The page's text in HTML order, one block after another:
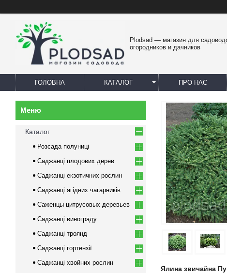
Plodsad — магазин для
огородников и дачников
ГОЛОВНА КАТАЛОГ ПРО НАС
Ялина звичайна
Каталог
Розсада полуниці
Саджанці плодових дерев
Саджанці екзотичних рослин
Саджанці ягідних чагарників
Саженцы цитрусовых деревьев
Саджанці винограду
Саджанці троянд
Саджанці гортензії
Саджанці хвойних рослин